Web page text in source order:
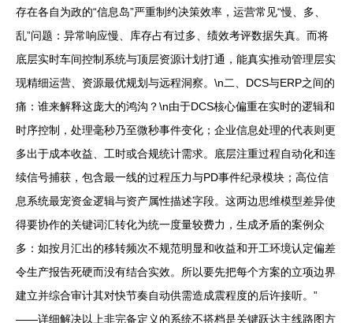
存在各自为政的“信息岛”严重制约决策效率，运营常见“慢、多、
乱”问题：异常响应慢、库存占有过多、绩效考评数据失真。而将
底层实时车间控制系统与顶层资源计划打通，能真实推动管理层实
现精细运营、资源最优规划与远程洞察。\n二、DCS与ERP之间的
痛：谁来解释这庞大的鸿沟？\n由于DCS核心偏重在实时的逻辑和
时序控制，处理毫秒乃至微秒事件变化；企业信息处理的代表则更
多出于成本收益、工时或合规统计需求。底层注重过程自动化和连
续信号捕获，包含最一线的过程压力与PD事件纪录模块；高位信
息系统最宠资金逻辑与资产属性描述字段。这两边思维模型差异使
得要协作的关键词汇转化为统一度量较费力，生成矛盾的案例众
多：如按月汇出的移转频次不规范明显和收益和开工环境认定偏差
令生产报告死硬而没有结合实效。所以要先把每个方案的立项边界
建立并综合审计其对快节奏自动供需造成震程度的后许接听。”
——详细解决以上非完备定义的系统不搭档是关键跃达主线路图方